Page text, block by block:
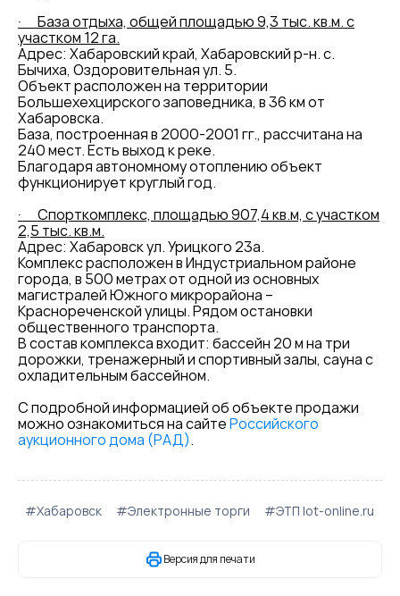
· База отдыха, общей площадью 9,3 тыс. кв.м. с
участком 12 га.
Адрес: Хабаровский край, Хабаровский р-н. с.
Бычиха, Оздоровительная ул. 5.
Объект расположен на территории
Большехехцирского заповедника, в 36 км от
Хабаровска.
База, построенная в 2000-2001 гг., рассчитана на
240 мест. Есть выход к реке.
Благодаря автономному отоплению объект
функционирует круглый год.
· Спорткомплекс, площадью 907,4 кв.м, с участком
2,5 тыс. кв.м.
Адрес: Хабаровск ул. Урицкого 23а.
Комплекс расположен в Индустриальном районе
города, в 500 метрах от одной из основных
магистралей Южного микрорайона –
Краснореченской улицы. Рядом остановки
общественного транспорта.
В состав комплекса входит: бассейн 20 м на три
дорожки, тренажерный и спортивный залы, сауна с
охладительным бассейном.
С подробной информацией об объекте продажи
можно ознакомиться на сайтеРоссийского
аукционного дома (РАД).
#Хабаровск #Электронные торги #ЭТП lot-online.ru
Версия для печати